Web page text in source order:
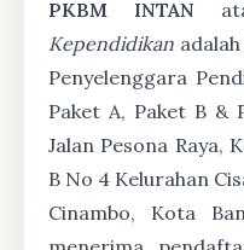
PKBM INTAN
Kependidikan
Penyelenggara
Paket A, Paket B &
Jalan Pesona Raya,
B No 4 Kelurahan
Cinambo, Kota